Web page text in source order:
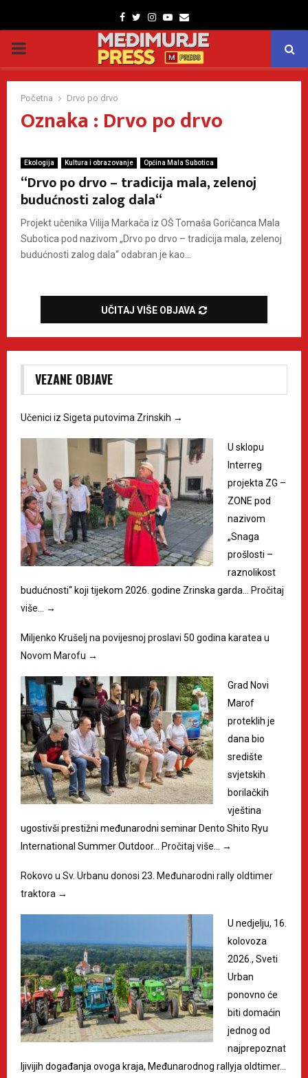
Facebook
TwitterInstagram
Youtube
Email
PRIMARY
MENU
Početna Drvo po drvo
Oznaka : Drvo po drvo
Ekologija Kultura i obrazovanje Općina Mala Subotica
“Drvo po drvo – tradicija mala, zelenoj
budućnosti zalog dala“
Projekt učenika Vilija Markača iz OŠ Tomaša Goričanca Mala
Subotica pod nazivom „Drvo po drvo – tradicija mala, zelenoj
budućnosti zalog dala“ odabran je kao...
UČITAJ VIŠE OBJAVA
VEZANE OBJAVE
Učenici iz Sigeta putovima Zrinskih →
U sklopu
Interreg
projekta ZG –
ZONE pod
nazivom
„Snaga
prošlosti –
raznolikost
budućnosti“ koji tijekom 2026. godine Zrinska garda…
Pročitaj
više…
→
Miljenko Krušelj na povijesnoj proslavi 50 godina karatea u
Novom Marofu →
Grad Novi
Marof
proteklih je
dana bio
središte
svjetskih
borilačkih
vještina
ugostivši prestižni međunarodni seminar Dento Shito Ryu
International Summer Outdoor…
Pročitaj više… →
Rokovo u Sv. Urbanu donosi 23. Međunarodni rally oldtimer
traktora →
U nedjelju, 16.
kolovoza
2026., Sveti
Urban
ponovno će
biti domaćin
jednog od
najprepoznat
ljivijih događanja ovoga kraja, Međunarodnog rallyja oldtimer…